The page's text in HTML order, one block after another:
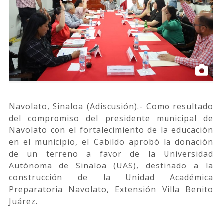
Navolato, Sinaloa (Adiscusión).- Como resultado
del compromiso del presidente municipal de
Navolato con el fortalecimiento de la educación
en el municipio, el Cabildo aprobó la donación
de un terreno a favor de la Universidad
Autónoma de Sinaloa (UAS), destinado a la
construcción de la Unidad Académica
Preparatoria Navolato, Extensión Villa Benito
Juárez.